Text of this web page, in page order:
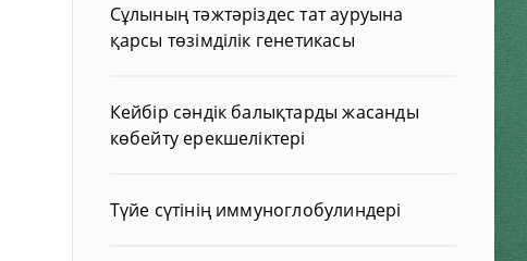
Сұлының тәжтәріздес тат ауруына
қарсы төзімділік генетикасы
Кейбір сәндік балықтарды жасанды
көбейту ерекшеліктері
Түйе сүтінің иммуноглобулиндері